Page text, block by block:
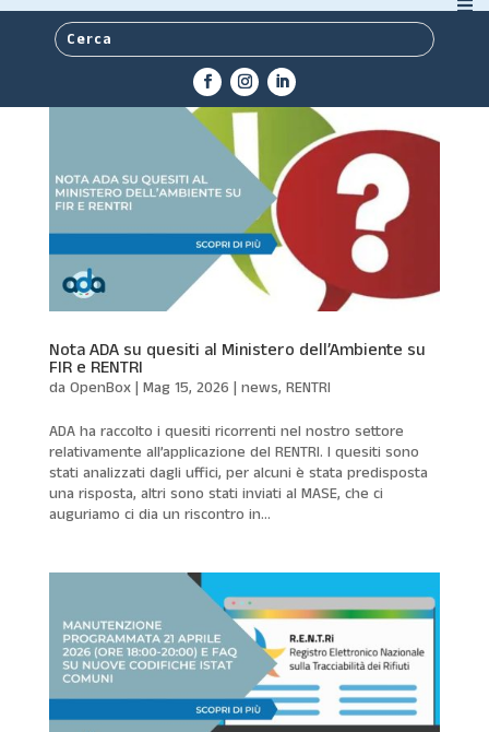
Nota ADA su quesiti al Ministero dell’Ambiente su
FIR e RENTRI
da OpenBox| Mag 15, 2026 news, RENTRI
ADA ha raccolto i quesiti ricorrenti nel nostro settore
relativamente all’applicazione del RENTRI. I quesiti sono
stati analizzati dagli uffici, per alcuni è stata predisposta
una risposta, altri sono stati inviati al MASE, che ci
auguriamo ci dia un riscontro in...